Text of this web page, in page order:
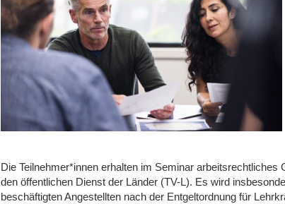
Die Teilnehmer*innen erhalten im Seminar
den öffentlichen Dienst der Länder (TV-L). Es wird
beschäftigten Angestellten nach der Entgeltordnung für